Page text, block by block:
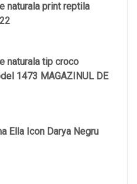
naturala print reptila
naturala tip croco
1473 MAGAZINUL DE
Ella Icon Darya Negru